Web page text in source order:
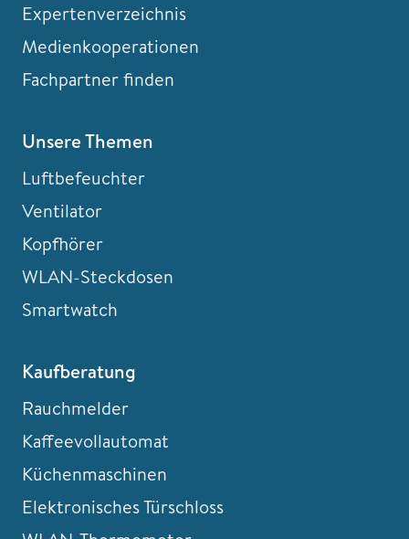
Expertenverzeichnis
Medienkooperationen
Fachpartner finden
Unsere Themen
Luftbefeuchter
Ventilator
Kopfhörer
WLAN-Steckdosen
Smartwatch
Kaufberatung
Rauchmelder
Kaffeevollautomat
Küchenmaschinen
Elektronisches Türschloss